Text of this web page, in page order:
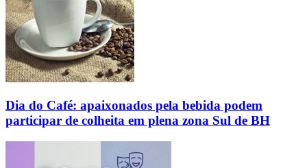
Dia do Café: apaixonados pela bebida podem
participar de colheita em plena zona Sul de BH